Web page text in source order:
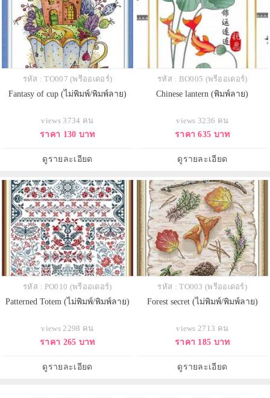
รหัส : TO007 (พรีออเดอร์)
Fantasy of cup (ไม่พิมพ์/พิมพ์ลาย)
views 3734 คน
ราคา 130 บาท
ดูรายละเอียด
รหัส : BO005 (พรีออเดอร์)
Chinese lantern (พิมพ์ลาย)
views 3236 คน
ราคา 635 บาท
ดูรายละเอียด
รหัส : PO010 (พรีออเดอร์)
Patterned Totem (ไม่พิมพ์/พิมพ์ลาย)
views 2298 คน
ราคา 265 บาท
ดูรายละเอียด
รหัส : TO003 (พรีออเดอร์)
Forest secret (ไม่พิมพ์/พิมพ์ลาย)
views 2713 คน
ราคา 185 บาท
ดูรายละเอียด